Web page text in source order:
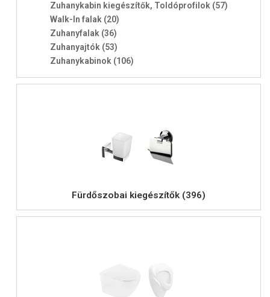
Zuhanykabin kiegészítők, Toldóprofilok (57)
Walk-In falak (20)
Zuhanyfalak (36)
Zuhanyajtók (53)
Zuhanykabinok (106)
Fürdőszobai kiegészítők (396)